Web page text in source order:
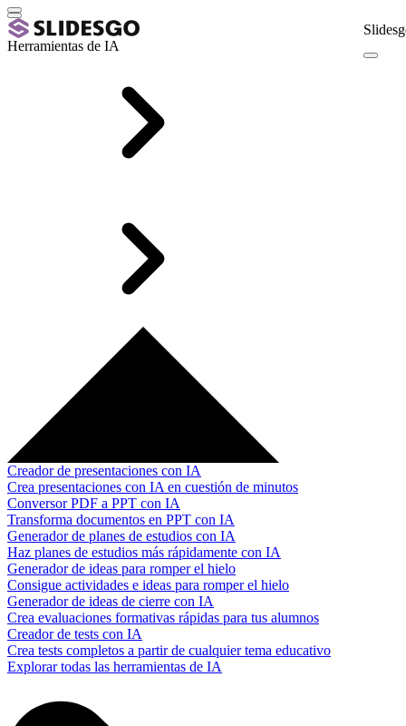
Herramientas de IA
Creador de presentaciones con IA
Crea presentaciones con IA en cuestión de minutos
Conversor PDF a PPT con IA
Transforma documentos en PPT con IA
Generador de planes de estudios con IA
Haz planes de estudios más rápidamente con IA
Generador de ideas para romper el hielo
Consigue actividades e ideas para romper el hielo
Generador de ideas de cierre con IA
Crea evaluaciones formativas rápidas para tus alumnos
Creador de tests con IA
Crea tests completos a partir de cualquier tema educativo
Explorar todas las herramientas de IA